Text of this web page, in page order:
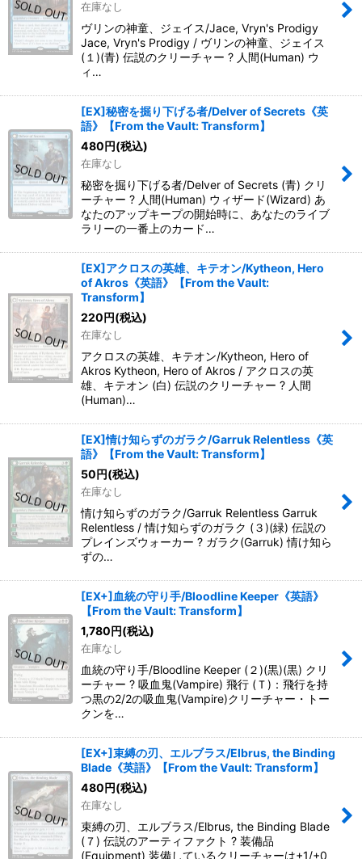
在庫なし
ヴリンの神童、ジェイス/Jace, Vryn's Prodigy
Jace, Vryn's Prodigy / ヴリンの神童、ジェイス
(１)(青) 伝説のクリーチャー ? 人間(Human) ウ
ィ…
[EX]秘密を掘り下げる者/Delver of Secrets《英
語》【From the Vault: Transform】
480円(税込)
在庫なし
秘密を掘り下げる者/Delver of Secrets (青) クリ
ーチャー ? 人間(Human) ウィザード(Wizard) あ
なたのアップキープの開始時に、あなたのライブ
ラリーの一番上のカード…
[EX]アクロスの英雄、キテオン/Kytheon, Hero
of Akros《英語》【From the Vault:
Transform】
220円(税込)
在庫なし
アクロスの英雄、キテオン/Kytheon, Hero of
Akros Kytheon, Hero of Akros / アクロスの英
雄、キテオン (白) 伝説のクリーチャー ? 人間
(Human)…
[EX]情け知らずのガラク/Garruk Relentless《英
語》【From the Vault: Transform】
50円(税込)
在庫なし
情け知らずのガラク/Garruk Relentless Garruk
Relentless / 情け知らずのガラク (３)(緑) 伝説の
プレインズウォーカー ? ガラク(Garruk) 情け知ら
ずの…
[EX+]血統の守り手/Bloodline Keeper《英語》
【From the Vault: Transform】
1,780円(税込)
在庫なし
血統の守り手/Bloodline Keeper (２)(黒)(黒) クリ
ーチャー ? 吸血鬼(Vampire) 飛行 (Ｔ)：飛行を持
つ黒の2/2の吸血鬼(Vampire)クリーチャー・トー
クンを…
[EX+]束縛の刃、エルブラス/Elbrus, the Binding
Blade《英語》【From the Vault: Transform】
480円(税込)
在庫なし
束縛の刃、エルブラス/Elbrus, the Binding Blade
(７) 伝説のアーティファクト ? 装備品
(Equipment) 装備しているクリーチャーは+1/+0